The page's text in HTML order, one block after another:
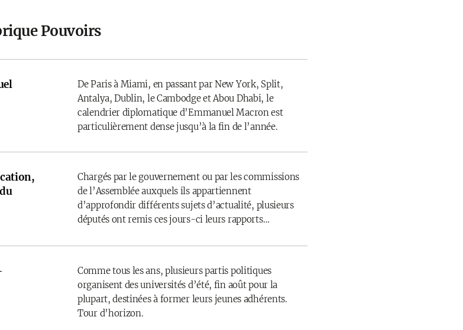
Pouvoirs
De Paris à Miami, en passant par New York, Split,
Antalya, Dublin, le Cambodge et Abou Dhabi, le
calendrier diplomatique d’Emmanuel Macron est
particulièrement dense jusqu’à la fin de l’année.
Chargés par le gouvernement ou par les commissions
de l’Assemblée auxquels ils appartiennent
d’approfondir différents sujets d’actualité, plusieurs
députés ont remis ces jours-ci leurs rapports…
Comme tous les ans, plusieurs partis politiques
organisent des universités d’été, fin août pour la
plupart, destinées à former leurs jeunes adhérents.
Tour d’horizon.